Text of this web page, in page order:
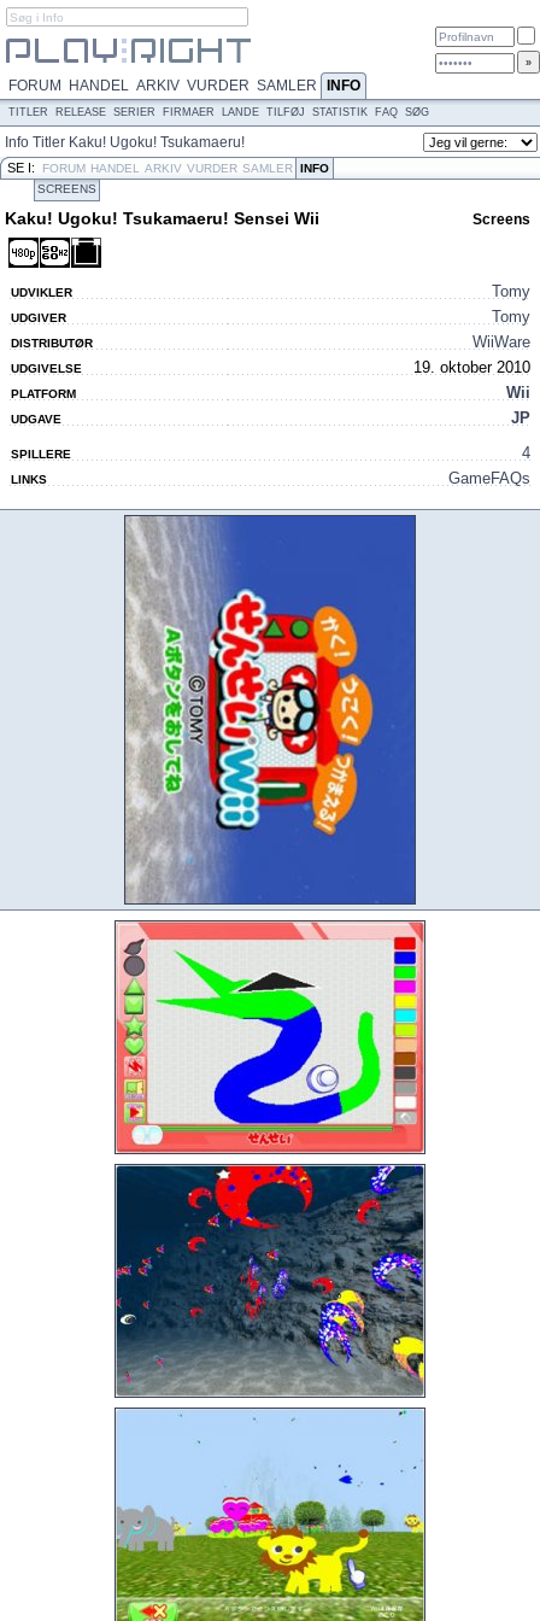
FORUM HANDEL ARKIV VURDER SAMLER INFO
TITLER RELEASE SERIER FIRMAER LANDE TILFØJ STATISTIK FAQ SØG
Info Titler Kaku! Ugoku! Tsukamaeru!
Sensei Wii Screens
SE I: FORUM HANDEL ARKIV VURDER SAMLER INFO
SCREENS
Kaku! Ugoku! Tsukamaeru! Sensei Wii Screens
UDVIKLER Tomy
UDGIVER Tomy
DISTRIBUTØR WiiWare
UDGIVELSE 19. oktober 2010
PLATFORM Wii
UDGAVE JP
SPILLERE 4
LINKS GameFAQs